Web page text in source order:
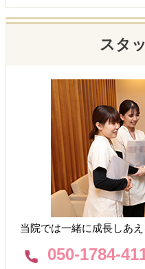
スタ
当院では一緒に成長しあ
050-1784-